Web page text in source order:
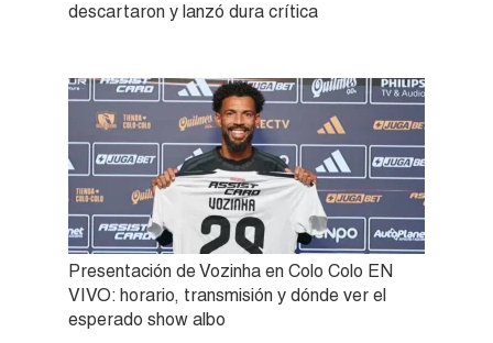
descartaron y lanzó dura crítica
Presentación de Vozinha en Colo Colo EN
VIVO: horario, transmisión y dónde ver el
esperado show albo